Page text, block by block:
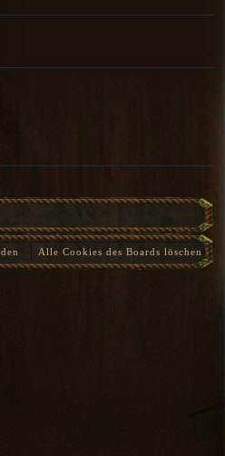
Alle Cookies des Boards löschen